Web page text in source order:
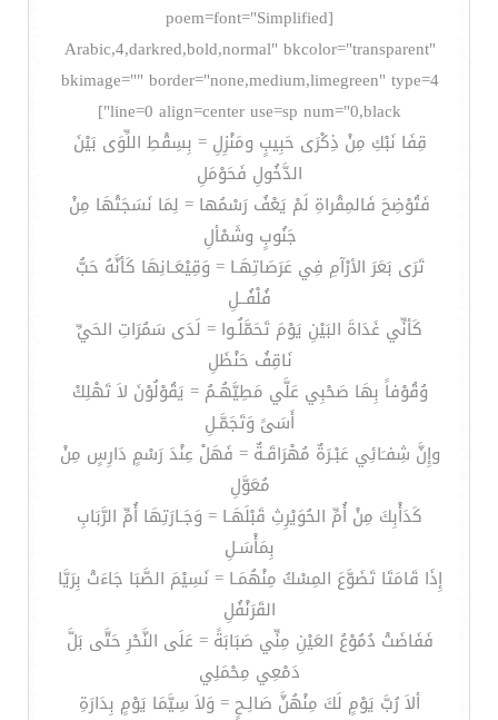
[poem=font="Simplified
Arabic,4,darkred,bold,normal" bkcolor="transparent"
bkimage="" border="none,medium,limegreen" type=4
line=0 align=center use=sp num="0,black"]
قِفَا نَبْكِ مِنْ ذِكْرَى حَبِيبٍ ومَنْزِلِ = بِسِقْطِ اللِّوَى بَيْنَ
الدَّخُولِ فَحَوْمَلِ
فَتُوْضِحَ فَالمِقْراةِ لَمْ يَعْفُ رَسْمُها = لِمَا نَسَجَتْهَا مِنْ
جَنُوبٍ وشَمْألِ
تَرَى بَعَرَ الأرْآمِ فِي عَرَصَاتِهَـا = وَقِيْعَـانِهَا كَأنَّهُ حَبُّ
فُلْفُــلِ
كَأنِّي غَدَاةَ البَيْنِ يَوْمَ تَحَمَّلُـوا = لَدَى سَمُرَاتِ الحَيِّ
نَاقِفُ حَنْظَلِ
وُقُوْفاً بِهَا صَحْبِي عَلَّي مَطِيَّهُـمُ = يَقُوْلُوْنَ لاَ تَهْلِكْ
أَسَىً وَتَجَمَّـلِ
وإِنَّ شِفـَائِي عَبْـرَةٌ مُهْرَاقَـةٌ = فَهَلْ عِنْدَ رَسْمٍ دَارِسٍ مِنْ
مُعَوَّلِ
كَدَأْبِكَ مِنْ أُمِّ الحُوَيْرِثِ قَبْلَهَـا = وَجَـارَتِهَا أُمِّ الرَّبَابِ
بِمَأْسَـلِ
إِذَا قَامَتَا تَضَوَّعَ المِسْكُ مِنْهُمَـا = نَسِيْمَ الصَّبَا جَاءَتْ بِرَيَّا
القَرَنْفُلِ
فَفَاضَتْ دُمُوْعُ العَيْنِ مِنِّي صَبَابَةً = عَلَى النَّحْرِ حَتَّى بَلَّ
دَمْعِي مِحْمَلِي
ألاَ رُبَّ يَوْمٍ لَكَ مِنْهُنَّ صَالِـحٍ = وَلاَ سِيَّمَا يَوْمٍ بِدَارَةِ